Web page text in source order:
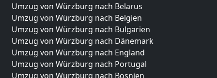
Umzug von Würzburg nach Belarus
Umzug von Würzburg nach Belgien
Umzug von Würzburg nach Bulgarien
Umzug von Würzburg nach Dänemark
Umzug von Würzburg nach England
Umzug von Würzburg nach Portugal
Umzug von Würzburg nach Bosnien